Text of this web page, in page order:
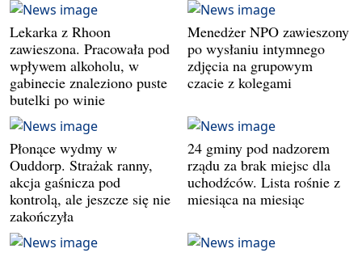
Lekarka z Rhoon
zawieszona. Pracowała pod
wpływem alkoholu, w
gabinecie znaleziono puste
butelki po winie
Menedżer NPO zawieszony
po wysłaniu intymnego
zdjęcia na grupowym
czacie z kolegami
Płonące wydmy w
Ouddorp. Strażak ranny,
akcja gaśnicza pod
kontrolą, ale jeszcze się nie
zakończyła
24 gminy pod nadzorem
rządu za brak miejsc dla
uchodźców. Lista rośnie z
miesiąca na miesiąc